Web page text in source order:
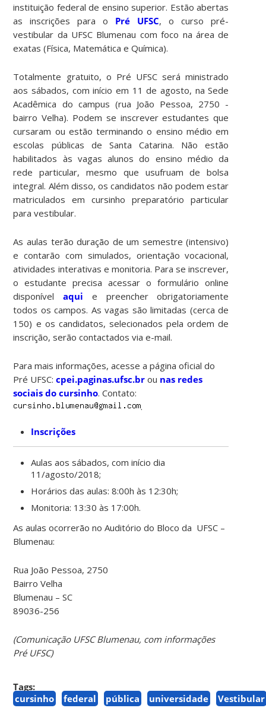
instituição federal de ensino superior. Estão abertas
as inscrições para o Pré UFSC, o curso pré-
vestibular da UFSC Blumenau com foco na área de
exatas (Física, Matemática e Química).
Totalmente gratuito, o Pré UFSC será ministrado
aos sábados, com início em 11 de agosto, na Sede
Acadêmica do campus (rua João Pessoa, 2750 -
bairro Velha). Podem se inscrever estudantes que
cursaram ou estão terminando o ensino médio em
escolas públicas de Santa Catarina. Não estão
habilitados às vagas alunos do ensino médio da
rede particular, mesmo que usufruam de bolsa
integral. Além disso, os candidatos não podem estar
matriculados em cursinho preparatório particular
para vestibular.
As aulas terão duração de um semestre (intensivo)
e contarão com simulados, orientação vocacional,
atividades interativas e monitoria. Para se inscrever,
o estudante precisa acessar o formulário online
disponívelaqui e preencher obrigatoriamente
todos os campos. As vagas são limitadas (cerca de
150) e os candidatos, selecionados pela ordem de
inscrição, serão contactados via e-mail.
Para mais informações, acesse a página oficial do
Pré UFSC:cpei.paginas.ufsc.br ou nas redes
sociais do cursinho. Contato:
.
Inscrições
Aulas aos sábados, com início dia
11/agosto/2018;
Horários das aulas: 8:00h às 12:30h;
Monitoria: 13:30 às 17:00h.
As aulas ocorrerão no Auditório do Bloco da UFSC –
Blumenau:
Rua João Pessoa, 2750
Bairro Velha
Blumenau – SC
89036-256
(Comunicação UFSC Blumenau, com informações
Pré UFSC)
Tags:
cursinho
federal pública universidade Vestibular